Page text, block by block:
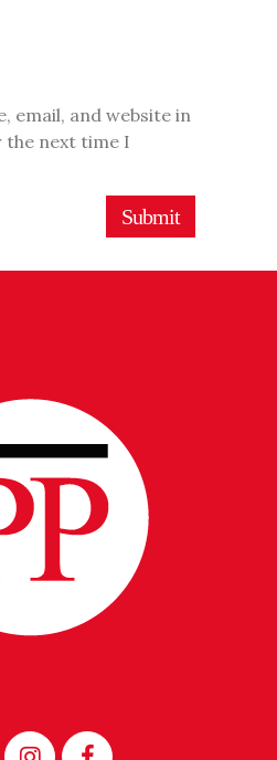
email, and website in
next time I